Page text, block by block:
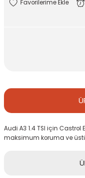
Audi A3 1.4 TSI için Castrol
maksimum koruma ve